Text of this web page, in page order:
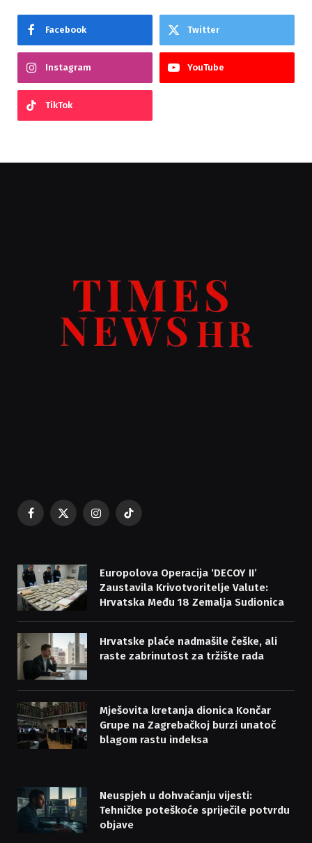
Facebook Twitter
Instagram YouTube
TikTok
Facebook
X
Instagram
TikTok
Europolova Operacija ‘DECOY II’
Zaustavila Krivotvoritelje Valute:
Hrvatska Među 18 Zemalja Sudionica
Hrvatske plaće nadmašile češke, ali
raste zabrinutost za tržište rada
Mješovita kretanja dionica Končar
Grupe na Zagrebačkoj burzi unatoč
blagom rastu indeksa
Neuspjeh u dohvaćanju vijesti:
Tehničke poteškoće spriječile potvrdu
objave